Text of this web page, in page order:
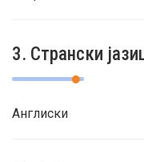
3. Странски
Англиски